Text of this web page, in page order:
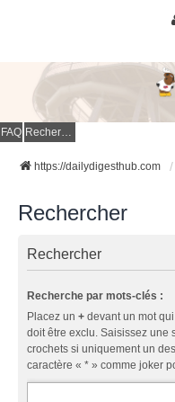
FAQ Rechercher
https://dailydigesthub.com
Rechercher
Rechercher
Recherche par mots-clés :
Placez un + devant un mot
doit être exclu. Saisissez une
crochets si uniquement un
caractère « * » comme joker